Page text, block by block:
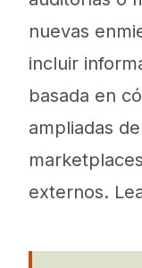
nuevas
incluir
basada en
ampliadas
externos.